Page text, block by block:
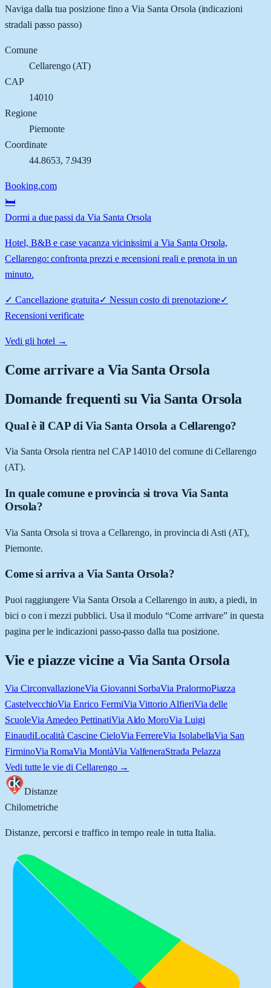
Naviga dalla tua posizione fino aVia Santa Orsola (indicazioni
stradali passo passo)
Comune
Cellarengo(AT)
CAP
14010
Regione
Piemonte
Coordinate
44.8653, 7.9439
Booking.com
🛏️
Dormi a due passi da Via Santa Orsola
Hotel, B&B e case vacanza vicinissimi a Via Santa Orsola,
Cellarengo: confronta prezzi e recensioni reali e prenota in un
minuto.
✓ Cancellazione gratuita✓ Nessun costo di prenotazione✓
Recensioni verificate
Vedi gli hotel →
Come arrivare aVia Santa Orsola
Domande frequenti su Via Santa Orsola
Qual è il CAP di Via Santa Orsola a Cellarengo?
Via Santa Orsola rientra nel CAP 14010 del comune di Cellarengo
(AT).
In quale comune e provincia si trova Via Santa
Orsola?
Via Santa Orsola si trova a Cellarengo, in provincia di Asti (AT),
Piemonte.
Come si arriva a Via Santa Orsola?
Puoi raggiungere Via Santa Orsola a Cellarengo in auto, a piedi, in
bici o con i mezzi pubblici. Usa il modulo “Come arrivare” in questa
pagina per le indicazioni passo-passo dalla tua posizione.
Vie e piazze vicine a Via Santa Orsola
Via CirconvallazioneVia Giovanni SorbaVia PralormoPiazza
CastelvecchioVia Enrico FermiVia Vittorio AlfieriVia delle
ScuoleVia Amedeo PettinatiVia Aldo MoroVia Luigi
EinaudiLocalità Cascine CieloVia FerrereVia IsolabellaVia San
FirminoVia RomaVia MontàVia ValfeneraStrada Pelazza
Vedi tutte le vie di Cellarengo→
Distanze
Chilometriche
Distanze, percorsi e traffico in tempo reale in tutta Italia.